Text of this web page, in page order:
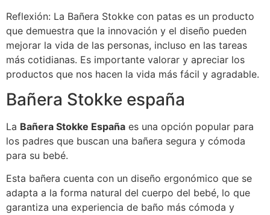
Reflexión: La Bañera Stokke con patas es un producto
que demuestra que la innovación y el diseño pueden
mejorar la vida de las personas, incluso en las tareas
más cotidianas. Es importante valorar y apreciar los
productos que nos hacen la vida más fácil y agradable.
Bañera Stokke españa
La Bañera Stokke España es una opción popular para
los padres que buscan una bañera segura y cómoda
para su bebé.
Esta bañera cuenta con un diseño ergonómico que se
adapta a la forma natural del cuerpo del bebé, lo que
garantiza una experiencia de baño más cómoda y